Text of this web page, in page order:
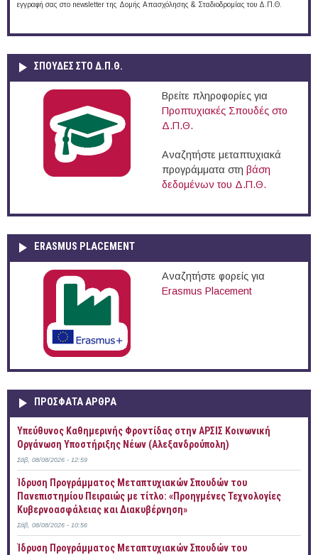
εγγραφή σας στο newsletter της Δομής Απασχόλησης & Σταδιοδρομίας του Δ.Π.Θ.
ΣΠΟΥΔΈΣ ΣΤΟ Δ.Π.Θ.
Βρείτε πληροφορίες για
Προπτυχιακές Σπουδές στο
Δ.Π.Θ.
Αναζητήστε μεταπτυχιακά
προγράμματα στη βάση
δεδομένων του Δ.Π.Θ.
ERASMUS PLACEMENT
Αναζητήστε φορείς για
Erasmus Placement
ΠΡOΣΦΑΤΑ AΡΘΡΑ
Yπεύθυνος Καθημερινής Φροντίδας στην ΑΡΣΙΣ Κοινωνική
Οργάνωση Υποστήριξης Νέων (Αλεξανδρούπολη)
Σάβ, 08/08/2026 - 12:59
Ίδρυση Προγράμματος Μεταπτυχιακών Σπουδών του
Πανεπιστημίου Πειραιώς με τίτλο: «Προηγμένες Τεχνολογίες
Κυβερνοασφάλειας και Διακυβέρνηση»
Σάβ, 08/08/2026 - 10:56
Ίδρυση Προγράμματος Μεταπτυχιακών Σπουδών του